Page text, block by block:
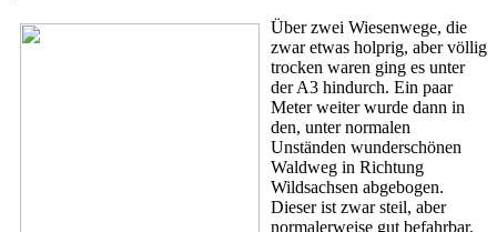
Über zwei Wiesenwege, die
zwar etwas holprig, aber völlig
trocken waren ging es unter
der A3 hindurch. Ein paar
Meter weiter wurde dann in
den, unter normalen
Unständen wunderschönen
Waldweg in Richtung
Wildsachsen abgebogen.
Dieser ist zwar steil, aber
normalerweise gut befahrbar.